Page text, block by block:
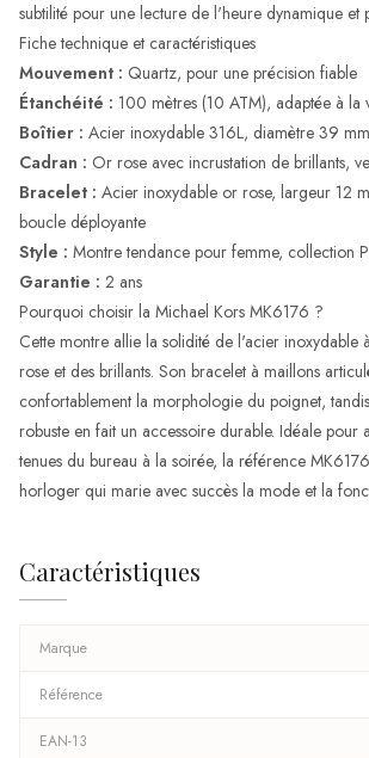
subtilité pour une lecture de l'heure dynamique et
Fiche technique et caractéristiques
Mouvement : Quartz, pour une précision fiable
Étanchéité : 100 mètres (10 ATM), adaptée à la
Boîtier : Acier inoxydable 316L, diamètre 39
Cadran : Or rose avec incrustation de brillants,
Bracelet : Acier inoxydable or rose, largeur 12
boucle déployante
Style : Montre tendance pour femme, collection
Garantie : 2 ans
Pourquoi choisir la Michael Kors MK6176 ?
Cette montre allie la solidité de l'acier
rose et des brillants. Son bracelet à maillons
confortablement la morphologie du poignet,
robuste en fait un accessoire durable. Idéale pour
tenues du bureau à la soirée, la référence
horloger qui marie avec succès la mode et la
Caractéristiques
Marque
Référence
EAN-13